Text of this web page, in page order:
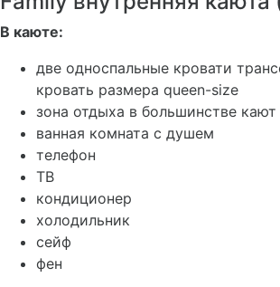
В каюте:
две односпальные кровати
кровать размера queen-size
зона отдыха в большинстве кают
ванная комната с душем
телефон
ТВ
кондиционер
холодильник
сейф
фен